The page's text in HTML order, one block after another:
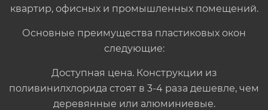
квартир, офисных и промышленных помещений.
Основные преимущества пластиковых окон
следующие:
Доступная цена. Конструкции из
поливинилхлорида стоят в 3-4 раза дешевле, чем
деревянные или алюминиевые.